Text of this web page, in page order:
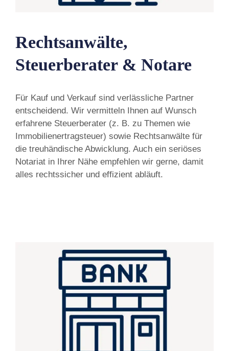
Rechtsanwälte,
Steuerberater & Notare
Für Kauf und Verkauf sind verlässliche Partner
entscheidend. Wir vermitteln Ihnen auf Wunsch
erfahrene Steuerberater (z. B. zu Themen wie
Immobilienertragsteuer) sowie Rechtsanwälte für
die treuhändische Abwicklung. Auch ein seriöses
Notariat in Ihrer Nähe empfehlen wir gerne, damit
alles rechtssicher und effizient abläuft.